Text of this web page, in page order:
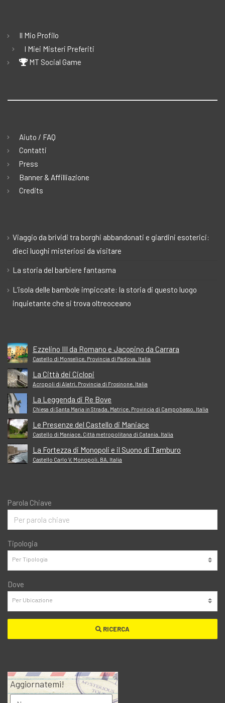
Il Mio Profilo
I Miei Misteri Preferiti
MT Social Game
Aiuto / FAQ
Contatti
Press
Banner & Affilliazione
Credits
Viaggio da brividi tra borghi abbandonati e giardini esoterici:
dieci luoghi misteriosi da visitare
La storia del barbiere fantasma
L’isola delle bambole impiccate: la storia di questo luogo
inquietante che si trova oltreoceano
Ezzelino III da Romano e Jacopino da Carrara
Castello di Monselice, Provincia di Padova, Italia
La Città dei Ciclopi
Acropoli di Alatri, Provincia di Frosinone, Italia
La Leggenda di Re Bove
Chiesa di Santa Maria in Strada, Matrice, Provincia di Campobasso, Italia
Le Presenze del Castello di Maniace
Castello di Maniace, Città metropolitana di Catania, Italia
La Fortezza di Monopoli e il Suono di Tamburo
Castello Carlo V, Monopoli, BA, Italia
Parola Chiave
Tipologia
Dove
RICERCA
Aggiornatemi!